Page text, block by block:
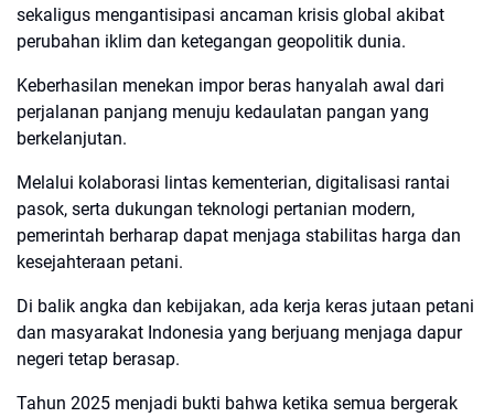
sekaligus mengantisipasi ancaman krisis global akibat
perubahan iklim dan ketegangan geopolitik dunia.
Keberhasilan menekan impor beras hanyalah awal dari
perjalanan panjang menuju kedaulatan pangan yang
berkelanjutan.
Melalui kolaborasi lintas kementerian, digitalisasi rantai
pasok, serta dukungan teknologi pertanian modern,
pemerintah berharap dapat menjaga stabilitas harga dan
kesejahteraan petani.
Di balik angka dan kebijakan, ada kerja keras jutaan petani
dan masyarakat Indonesia yang berjuang menjaga dapur
negeri tetap berasap.
Tahun 2025 menjadi bukti bahwa ketika semua bergerak